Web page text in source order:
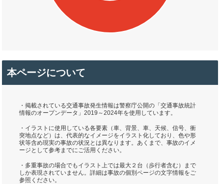
本ページについて
・掲載されている交通事故発生情報は警察庁公開の「交通事故統計
情報のオープンデータ」2019～2024年を使用しています。
・イラストに使用している各要素（車、背景、車、天候、信号、衝
突地点など）は、代表的なイメージをイラスト化しており、色や形
状等含め現実の事故の状況とは異なります。あくまで、事故のイメ
ージとして参考までにご活用ください。
・多重事故の場合でもイラスト上では最大２台（歩行者含む）まで
しか表現されていません。詳細は事故の個別ページの文字情報をご
参照ください。